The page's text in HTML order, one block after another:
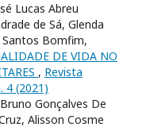
Lucas Abreu
de Sá, Glenda
Santos Bomfim,
DE VIDA NO
, Revista
4 (2021)
Gonçalves De
Alisson Cosme